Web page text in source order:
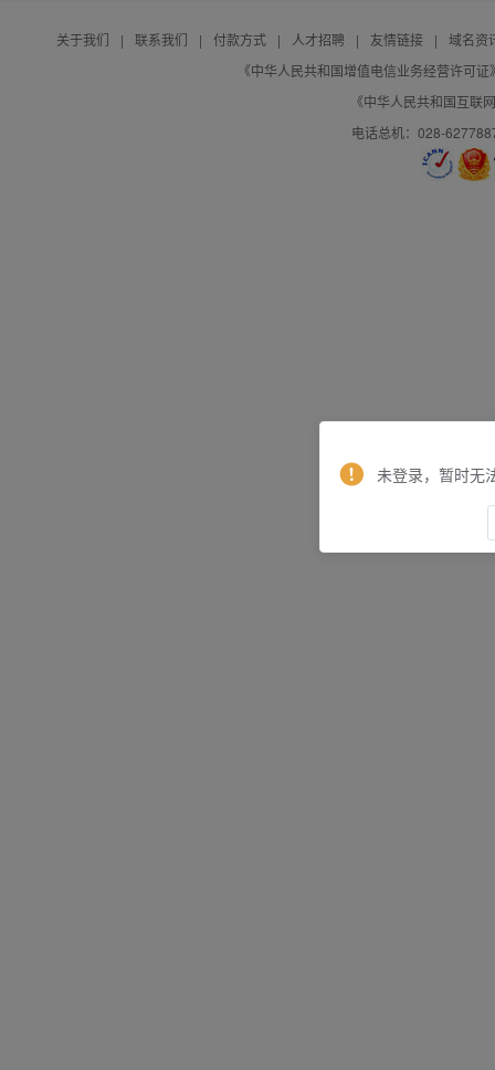
关于我们 | 联系我们 | 付款方式 | 人才招聘 | 友情链接 |
域名资
《中华人民共和国增值电信业务经营许可
《中华人民共和国互联
电话总机：028-
未登录，暂时无